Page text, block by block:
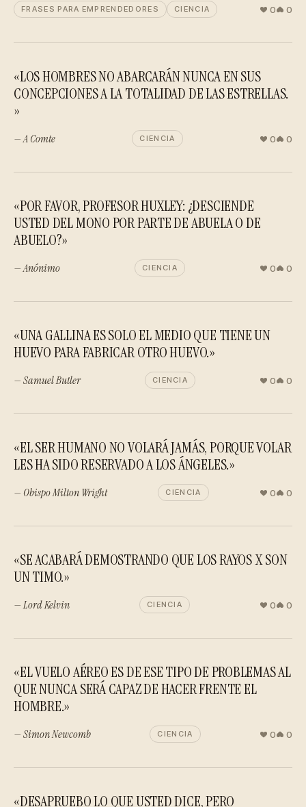
FRASES PARA EMPRENDEDORES CIENCIA 0 0
«LOS HOMBRES NO ABARCARÁN NUNCA EN SUS
CONCEPCIONES A LA TOTALIDAD DE LAS ESTRELLAS.
»
— A Comte CIENCIA 0 0
«POR FAVOR, PROFESOR HUXLEY: ¿DESCIENDE
USTED DEL MONO POR PARTE DE ABUELA O DE
ABUELO?»
— Anónimo CIENCIA 0 0
«UNA GALLINA ES SOLO EL MEDIO QUE TIENE UN
HUEVO PARA FABRICAR OTRO HUEVO.»
— Samuel Butler CIENCIA 0 0
«EL SER HUMANO NO VOLARÁ JAMÁS, PORQUE VOLAR
LES HA SIDO RESERVADO A LOS ÁNGELES.»
— Obispo Milton Wright CIENCIA 0 0
«SE ACABARÁ DEMOSTRANDO QUE LOS RAYOS X SON
UN TIMO.»
— Lord Kelvin CIENCIA 0 0
«EL VUELO AÉREO ES DE ESE TIPO DE PROBLEMAS AL
QUE NUNCA SERÁ CAPAZ DE HACER FRENTE EL
HOMBRE.»
— Simon Newcomb CIENCIA 0 0
«DESAPRUEBO LO QUE USTED DICE, PERO